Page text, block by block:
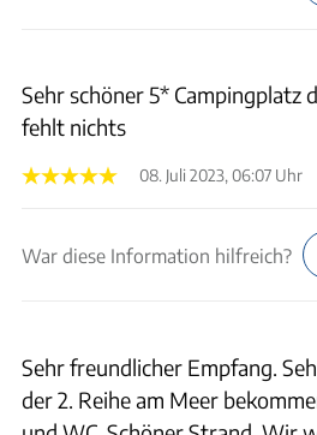
Sehr schöner 5* Campingplatz
fehlt nichts
08. Juli 2023, 06:07 Uhr
War diese Information hilfreich?
Sehr freundlicher Empfang.
der 2. Reihe am Meer